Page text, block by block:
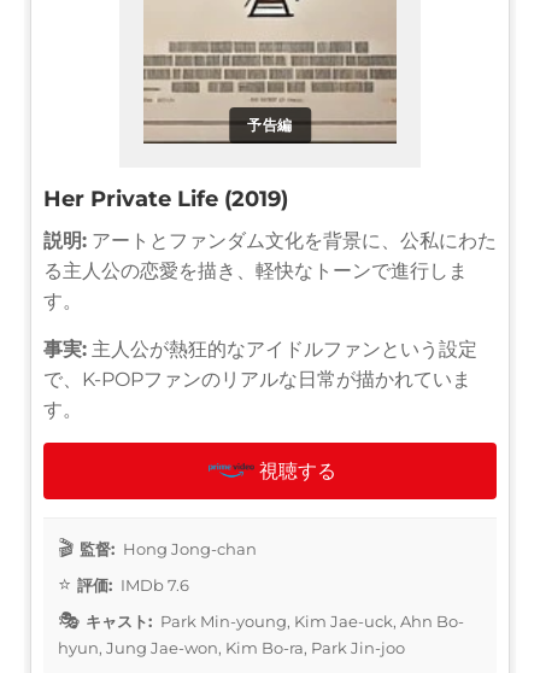
予告編
Her Private Life (2019)
説明: アートとファンダム文化を背景に、公私にわた
る主人公の恋愛を描き、軽快なトーンで進行しま
す。
事実: 主人公が熱狂的なアイドルファンという設定
で、K-POPファンのリアルな日常が描かれていま
す。
視聴する
監督: Hong Jong-chan
評価: IMDb 7.6
キャスト: Park Min-young, Kim Jae-uck, Ahn Bo-
hyun, Jung Jae-won, Kim Bo-ra, Park Jin-joo